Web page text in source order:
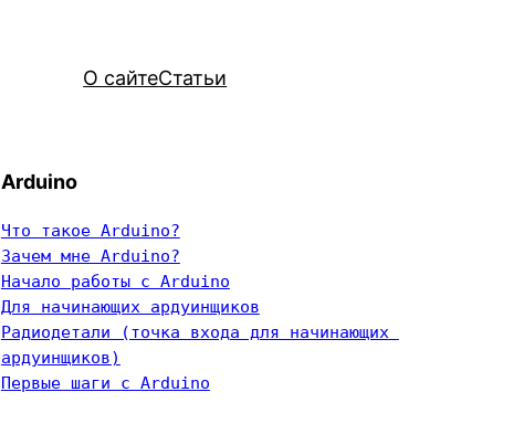
О сайтеСтатьи
Arduino
Что такое Arduino?
Зачем мне Arduino?
Начало работы с Arduino
Для начинающих ардуинщиков
Радиодетали (точка входа для начинающих
ардуинщиков)
Первые шаги с Arduino